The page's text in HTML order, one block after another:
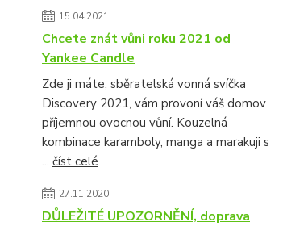
15.04.2021
Chcete znát vůni roku 2021 od
Yankee Candle
Zde ji máte, sběratelská vonná svíčka
Discovery 2021, vám provoní váš domov
příjemnou ovocnou vůní. Kouzelná
kombinace karamboly, manga a marakuji s
... číst celé
27.11.2020
DŮLEŽITÉ UPOZORNĚNÍ, doprava